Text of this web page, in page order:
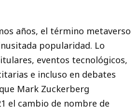
años, el término metaverso
popularidad. Lo
eventos tecnológicos,
e incluso en debates
Mark Zuckerberg
el cambio de nombre de